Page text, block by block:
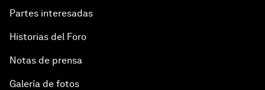
Partes interesadas
Historias del Foro
Notas de prensa
Galería de fotos